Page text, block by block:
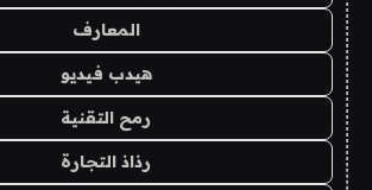
المعارف
هيدب فيديو
رمح التقنية
رذاذ التجارة